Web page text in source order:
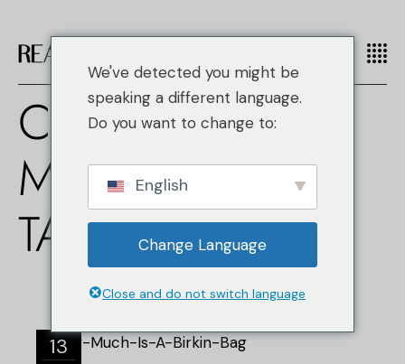
COUNTERFEIT
MERCHANDISE
TAG
13
We've detected you might be
speaking a different language.
Do you want to change to:
English
Change Language
Close and do not switch language